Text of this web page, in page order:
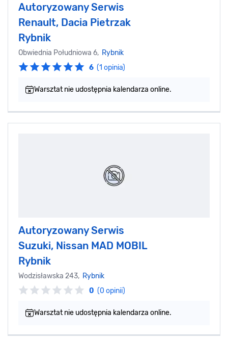
Autoryzowany Serwis
Renault, Dacia Pietrzak
Rybnik
Obwiednia Południowa 6, Rybnik
6 (1 opinia)
Warsztat nie udostępnia kalendarza online.
Autoryzowany Serwis
Suzuki, Nissan MAD MOBIL
Rybnik
Wodzisławska 243, Rybnik
0 (0 opinii)
Warsztat nie udostępnia kalendarza online.